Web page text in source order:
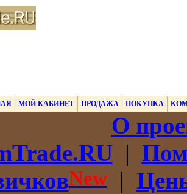
МОЙ КАБИНЕТ ПРОДАЖА ПОКУПКА
О
|
New|